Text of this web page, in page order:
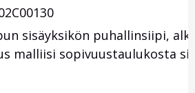
sisäyksikön puhallinsiipi,
malliisi sopivuustaulukosta